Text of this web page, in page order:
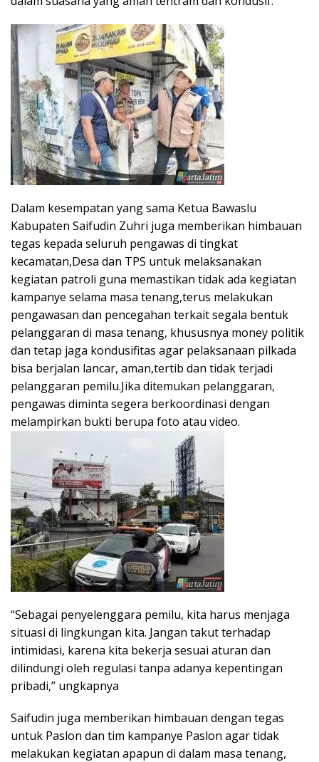
Dalam kesempatan yang sama Ketua Bawaslu
Kabupaten Saifudin Zuhri juga memberikan himbauan
tegas kepada seluruh pengawas di tingkat
kecamatan,Desa dan TPS untuk melaksanakan
kegiatan patroli guna memastikan tidak ada kegiatan
kampanye selama masa tenang,terus melakukan
pengawasan dan pencegahan terkait segala bentuk
pelanggaran di masa tenang, khususnya money politik
dan tetap jaga kondusifitas agar pelaksanaan pilkada
bisa berjalan lancar, aman,tertib dan tidak terjadi
pelanggaran pemilu.Jika ditemukan pelanggaran,
pengawas diminta segera berkoordinasi dengan
melampirkan bukti berupa foto atau video.
“Sebagai penyelenggara pemilu, kita harus menjaga
situasi di lingkungan kita. Jangan takut terhadap
intimidasi, karena kita bekerja sesuai aturan dan
dilindungi oleh regulasi tanpa adanya kepentingan
pribadi,” ungkapnya
Saifudin juga memberikan himbauan dengan tegas
untuk Paslon dan tim kampanye Paslon agar tidak
melakukan kegiatan apapun di dalam masa tenang,